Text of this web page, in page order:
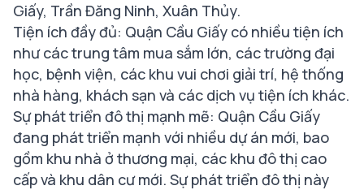
Giấy, Trần Đăng Ninh, Xuân Thủy.
Tiện ích đầy đủ: Quận Cầu Giấy có nhiều tiện ích
như các trung tâm mua sắm lớn, các trường đại
học, bệnh viện, các khu vui chơi giải trí, hệ thống
nhà hàng, khách sạn và các dịch vụ tiện ích khác.
Sự phát triển đô thị mạnh mẽ: Quận Cầu Giấy
đang phát triển mạnh với nhiều dự án mới, bao
gồm khu nhà ở thương mại, các khu đô thị cao
cấp và khu dân cư mới. Sự phát triển đô thị này